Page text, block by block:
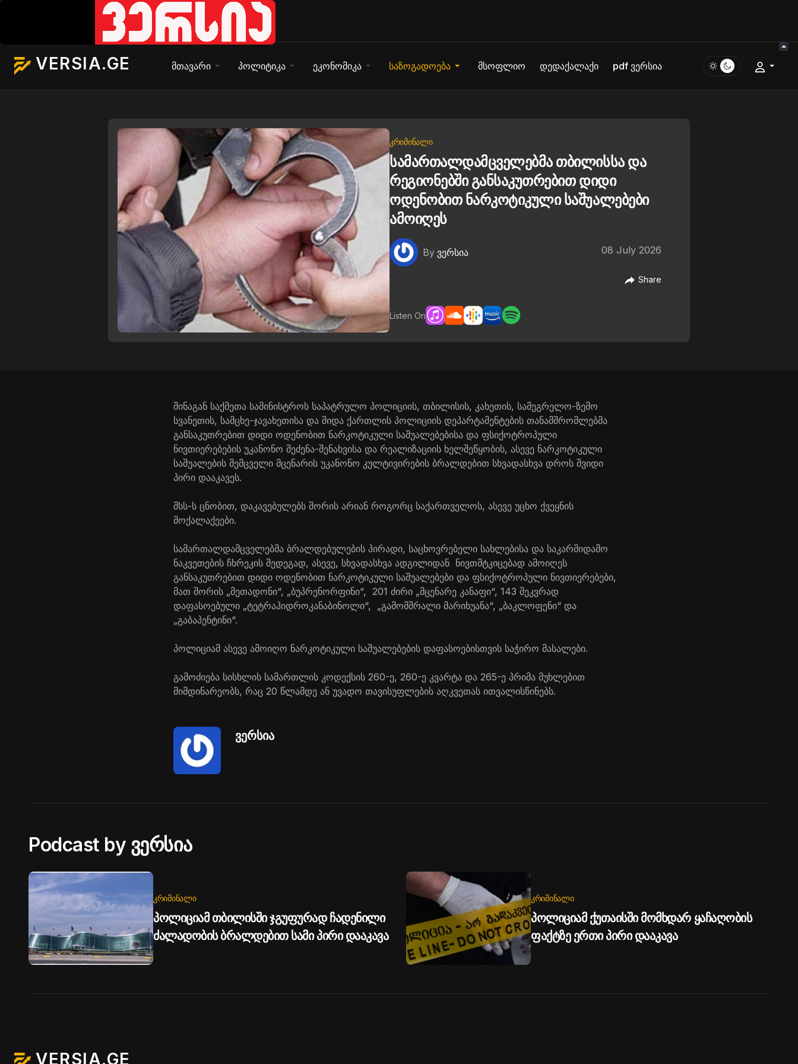
VERSIA.GE მთავარი პოლიტიკა ეკონომიკა საზოგადოება მსოფლიო დედაქალაქი pdf ვერსია
ᲙᲠᲘᲛᲘᲜᲐᲚᲘ
სამართალდამცველებმა თბილისსა და
რეგიონებში განსაკუთრებით დიდი
ოდენობით ნარკოტიკული საშუალებები
ამოიღეს
By ვერსია 08 July 2026
Share
Listen On
შინაგან საქმეთა სამინისტროს საპატრულო პოლიციის, თბილისის, კახეთის, სამეგრელო-ზემო
სვანეთის, სამცხე-ჯავახეთისა და შიდა ქართლის პოლიციის დეპარტამენტების თანამშრომლებმა
განსაკუთრებით დიდი ოდენობით ნარკოტიკული საშუალებებისა და ფსიქოტროპული
ნივთიერებების უკანონო შეძენა-შენახვისა და რეალიზაციის ხელშეწყობის, ასევე ნარკოტიკული
საშუალების შემცველი მცენარის უკანონო კულტივირების ბრალდებით სხვადასხვა დროს შვიდი
პირი დააკავეს.
შსს-ს ცნობით, დაკავებულებს შორის არიან როგორც საქართველოს, ასევე უცხო ქვეყნის
მოქალაქეები.
სამართალდამცველებმა ბრალდებულების პირადი, საცხოვრებელი სახლებისა და საკარმიდამო
ნაკვეთების ჩხრეკის შედეგად, ასევე, სხვადასხვა ადგილიდან ნივთმტკიცებად ამოიღეს
განსაკუთრებით დიდი ოდენობით ნარკოტიკული საშუალებები და ფსიქოტროპული ნივთიერებები,
მათ შორის „მეთადონი“, „ბუპრენორფინი“, 201 ძირი „მცენარე კანაფი“, 143 შეკვრად
დაფასოებული „ტეტრაჰიდროკანაბინოლი“, „გამომშრალი მარიხუანა“, „ბაკლოფენი“ და
„გაბაპენტინი“.
პოლიციამ ასევე ამოიღო ნარკოტიკული საშუალებების დაფასოებისთვის საჭირო მასალები.
გამოძიება სისხლის სამართლის კოდექსის 260-ე, 260-ე კვარტა და 265-ე პრიმა მუხლებით
მიმდინარეობს, რაც 20 წლამდე ან უვადო თავისუფლების აღკვეთას ითვალისწინებს.
ვერსია
Podcast by ვერსია
ᲙᲠᲘᲛᲘᲜᲐᲚᲘ
პოლიციამ თბილისში ჯგუფურად ჩადენილი
ძალადობის ბრალდებით სამი პირი დააკავა
ᲙᲠᲘᲛᲘᲜᲐᲚᲘ
პოლიციამ ქუთაისში მომხდარ ყაჩაღობის
ფაქტზე ერთი პირი დააკავა
VERSIA.GE